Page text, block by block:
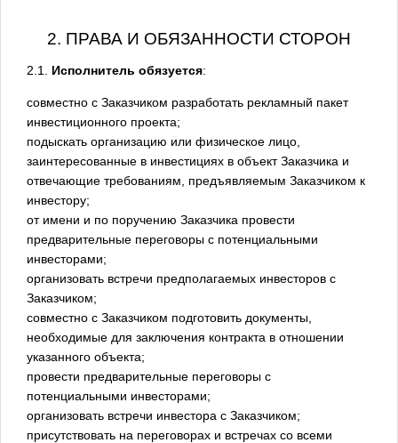
2. ПРАВА И ОБЯЗАННОСТИ СТОРОН
2.1. Исполнитель обязуется:
совместно с Заказчиком разработать рекламный пакет
инвестиционного проекта;
подыскать организацию или физическое лицо,
заинтересованные в инвестициях в объект Заказчика и
отвечающие требованиям, предъявляемым Заказчиком к
инвестору;
от имени и по поручению Заказчика провести
предварительные переговоры с потенциальными
инвесторами;
организовать встречи предполагаемых инвесторов с
Заказчиком;
совместно с Заказчиком подготовить документы,
необходимые для заключения контракта в отношении
указанного объекта;
провести предварительные переговоры с
потенциальными инвесторами;
организовать встречи инвестора с Заказчиком;
присутствовать на переговорах и встречах со всеми